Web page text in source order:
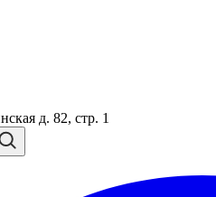
д. 82, стр. 1